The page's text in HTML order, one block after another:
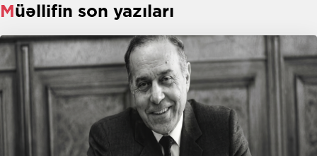
Müəllifin son yazıları